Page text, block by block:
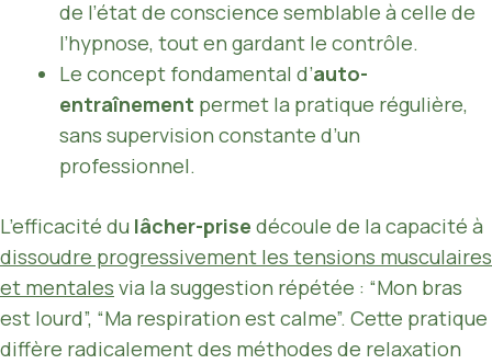
de l’état de conscience semblable à celle de
l’hypnose, tout en gardant le contrôle.
Le concept fondamental d’auto-
entraînement permet la pratique régulière,
sans supervision constante d’un
professionnel.
L’efficacité du lâcher-prise découle de la capacité à
dissoudre progressivement les tensions musculaires
et mentales via la suggestion répétée : “Mon bras
est lourd”, “Ma respiration est calme”. Cette pratique
diffère radicalement des méthodes de relaxation